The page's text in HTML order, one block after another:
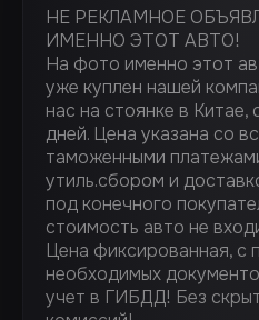
НЕ РЕКЛАМНОЕ
ИМЕННО ЭТОТ АВТО!
На фото именно этот
уже куплен нашей
нас на стоянке в Китае,
дней. Цена указана со
таможенными
утиль.сбором и
под конечного
стоимость авто не
Цена фиксированная, с
необходимых
учет в ГИБДД! Без